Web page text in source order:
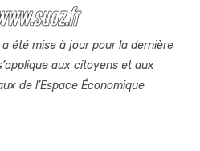
été mise à jour pour la dernière
aux citoyens et aux
de l’Espace Économique